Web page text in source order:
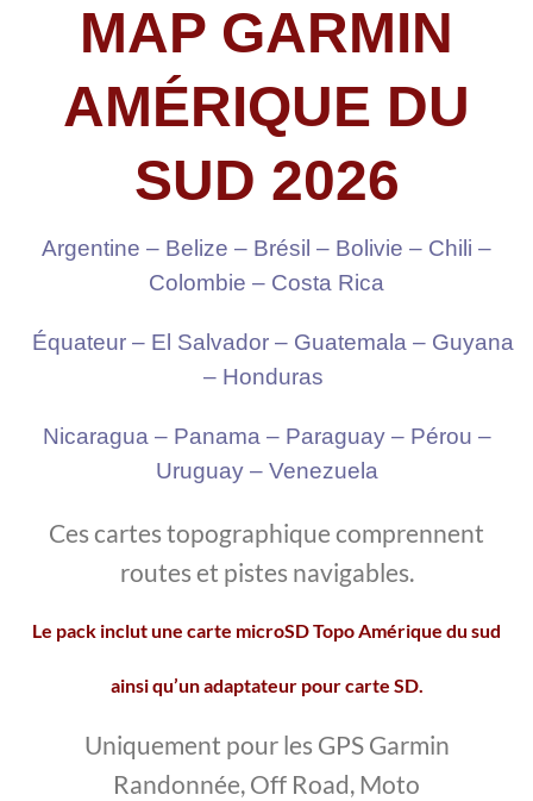
MAP GARMIN
AMÉRIQUE DU
SUD 2026
Argentine – Belize – Brésil – Bolivie – Chili –
Colombie – Costa Rica
Équateur – El Salvador – Guatemala – Guyana
– Honduras
Nicaragua – Panama – Paraguay – Pérou –
Uruguay – Venezuela
Ces cartes topographique comprennent
routes et pistes navigables.
Le pack inclut une carte microSD Topo Amérique du sud
ainsi qu’un adaptateur pour carte SD.
Uniquement pour les GPS Garmin
Randonnée, Off Road, Moto